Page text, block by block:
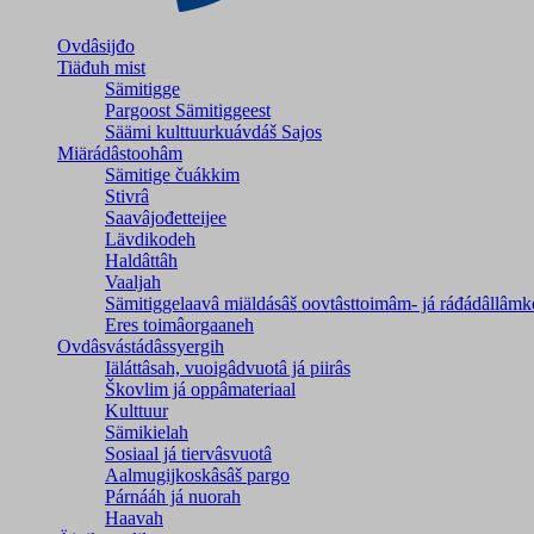
Ovdâsijđo
Tiäđuh mist
Sämitigge
Pargoost Sämitiggeest
Säämi kulttuurkuávdáš Sajos
Miärádâstoohâm
Sämitige čuákkim
Stivrâ
Saavâjođetteijee
Lävdikodeh
Haldâttâh
Vaaljah
Sämitiggelaavâ miäldásâš oovtâsttoimâm- já
Eres toimâorgaaneh
Ovdâsvástádâssyergih
Iäláttâsah, vuoigâdvuotâ já piirâs
Škovlim já oppâmateriaal
Kulttuur
Sämikielah
Sosiaal já tiervâsvuotâ
Aalmugijkoskâsâš pargo
Párnááh já nuorah
Haavah